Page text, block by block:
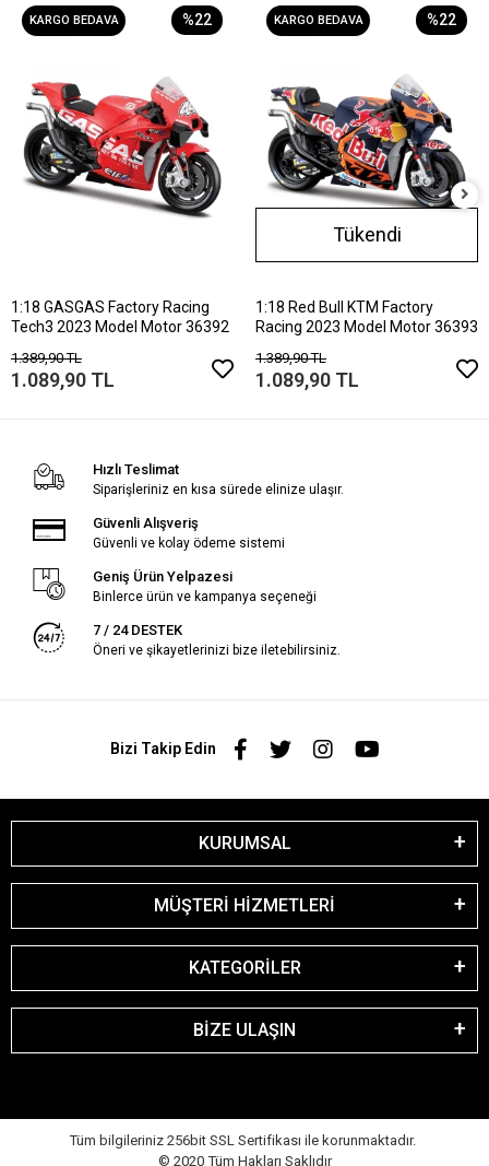
KARGO BEDAVA %22
1:18 GASGAS Factory Racing
Tech3 2023 Model Motor 36392
1.389,90 TL
1.089,90 TL
KARGO BEDAVA %22
Tükendi
1:18 Red Bull KTM Factory
Racing 2023 Model Motor 36393
1.389,90 TL
1.089,90 TL
Hızlı Teslimat
Siparişleriniz en kısa sürede elinize ulaşır.
Güvenli Alışveriş
Güvenli ve kolay ödeme sistemi
Geniş Ürün Yelpazesi
Binlerce ürün ve kampanya seçeneği
7 / 24 DESTEK
Öneri ve şikayetlerinizi bize iletebilirsiniz.
Bizi Takip Edin
KURUMSAL
MÜŞTERİ HİZMETLERİ
KATEGORİLER
BİZE ULAŞIN
Tüm bilgileriniz 256bit SSL Sertifikası ile korunmaktadır.
© 2020 Tüm Hakları Saklıdır